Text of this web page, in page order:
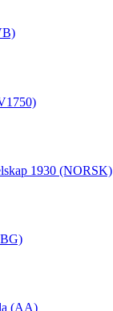
1930 (NORSK)
(AA)